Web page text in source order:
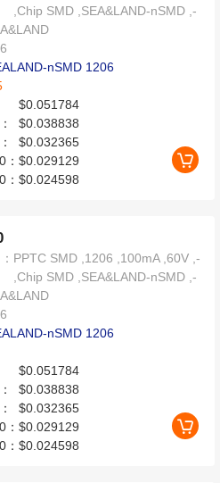
,Chip SMD ,SEA&LAND-nSMD ,-
nSMD 1206
$0.051784
$0.038838
$0.032365
：$0.029129
：$0.024598
PPTC SMD ,1206 ,100mA ,60V ,-
,Chip SMD ,SEA&LAND-nSMD ,-
nSMD 1206
$0.051784
$0.038838
$0.032365
：$0.029129
：$0.024598